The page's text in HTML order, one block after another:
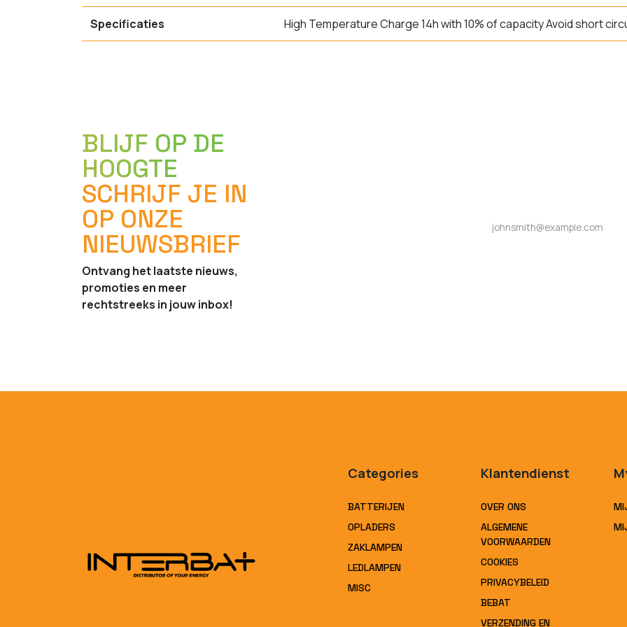
Specificaties High Temperature Charge 14h with 10% of capacity Avoid short
BLIJF OP DE
HOOGTE
SCHRIJF JE IN
OP ONZE
NIEUWSBRIEF
Ontvang het laatste nieuws,
promoties en meer
rechtstreeks in jouw inbox!
Categories
BATTERIJEN
OPLADERS
ZAKLAMPEN
LEDLAMPEN
MISC
Klantendienst
OVER ONS
ALGEMENE
VOORWAARDEN
COOKIES
PRIVACYBELEID
BEBAT
VERZENDING EN